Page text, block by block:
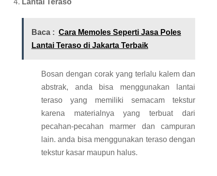
Baca : Cara Memoles Seperti Jasa Poles
Lantai Teraso di Jakarta Terbaik
Bosan dengan corak yang terlalu kalem dan
abstrak, anda bisa menggunakan lantai
teraso yang memiliki semacam tekstur
karena materialnya yang terbuat dari
pecahan-pecahan marmer dan campuran
lain. anda bisa menggunakan teraso dengan
tekstur kasar maupun halus.